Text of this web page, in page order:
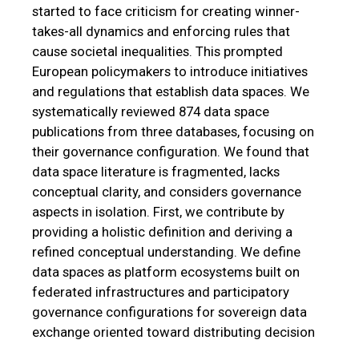
started to face criticism for creating winner-
takes-all dynamics and enforcing rules that
cause societal inequalities. This prompted
European policymakers to introduce initiatives
and regulations that establish data spaces. We
systematically reviewed 874 data space
publications from three databases, focusing on
their governance configuration. We found that
data space literature is fragmented, lacks
conceptual clarity, and considers governance
aspects in isolation. First, we contribute by
providing a holistic definition and deriving a
refined conceptual understanding. We define
data spaces as platform ecosystems built on
federated infrastructures and participatory
governance configurations for sovereign data
exchange oriented toward distributing decision